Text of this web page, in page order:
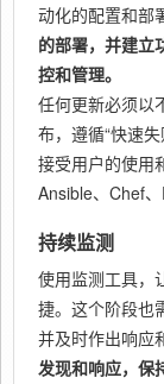
动化的配置和部
的部署，并建立
控和管理。
任何更新必须以
布，遵循“快速
接受用户的使用
Ansible、Chef、
持续监测
使用监测工具，
捷。这个阶段也
并及时作出响应
发现和响应，保